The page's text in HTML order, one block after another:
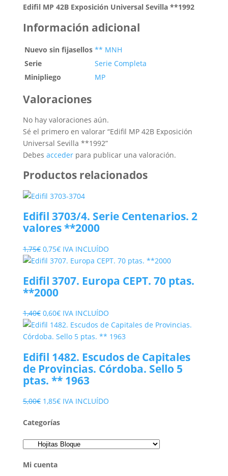
Edifil MP 42B Exposición Universal Sevilla **1992
Información adicional
Nuevo sin fijasellos ** MNH
Serie
Serie Completa
Minipliego
MP
Valoraciones
No hay valoraciones aún.
Sé el primero en valorar “Edifil MP 42B Exposición
Universal Sevilla **1992”
Debes accederpara publicar una valoración.
Productos relacionados
Edifil 3703/4. Serie Centenarios. 2
valores **2000
1,75€ El
precio
era:
1,75€.
0,75€El
precio
es:
IVA INCLUÍDO
Edifil 3707. Europa CEPT. 70 ptas.
**2000
1,40€ El
precio
original
1,40€.
0,60€El
precio
actual
0,60€.
IVA INCLUÍDO
Edifil 1482. Escudos de Capitales
de Provincias. Córdoba. Sello 5
ptas. ** 1963
5,00€ El
original
5,00€.
1,85€El
actual
1,85€.
IVA INCLUÍDO
Categorías
Mi cuenta